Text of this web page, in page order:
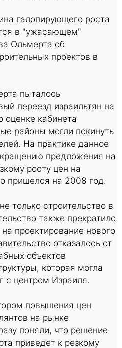
галопирующего роста
в "ужасающем"
Ольмерта об
проектов в
пыталось
переезд израильтян на
кабинета
районы могли покинуть
На практике данное
предложения на
росту цен на
пришелся на 2008 год.
только строительство в
также прекратило
проектирование нового
отказалось от
объектов
которая могла
с центром Израиля.
повышения цен
на рынке
поняли, что решение
приведет к резкому